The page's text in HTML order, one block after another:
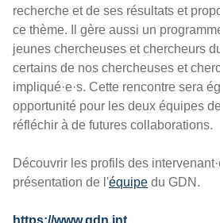
recherche et de ses résultats et
ce thème. Il gère aussi un
jeunes chercheuses et chercheurs
certains de nos chercheuses et
impliqué·e·s. Cette rencontre sera
opportunité pour les deux équipes
réfléchir à de futures collaborations.
Découvrir les profils des
présentation de l'équipe du GDN.